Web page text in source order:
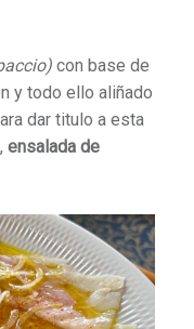
con base de
y todo ello aliñado
dar titulo a esta
ensalada de